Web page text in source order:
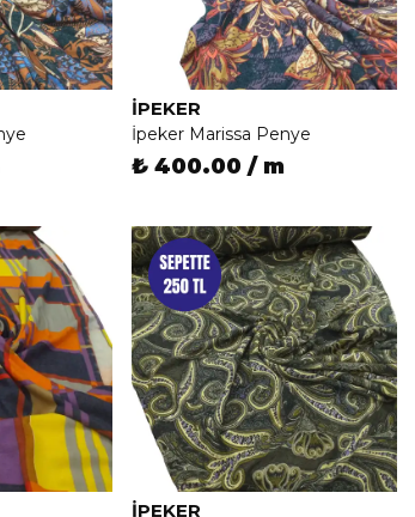
İPEKER
İpeker Marissa Penye
₺ 400.00 / m
İPEKER